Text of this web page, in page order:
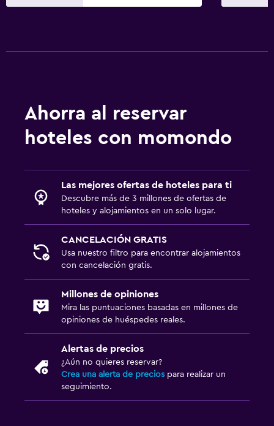
Ahorra al reservar
hoteles con momondo
Las mejores ofertas de hoteles para ti
Descubre más de 3 millones de ofertas de
hoteles y alojamientos en un solo lugar.
CANCELACIÓN GRATIS
Usa nuestro filtro para encontrar alojamientos
con cancelación gratis.
Millones de opiniones
Mira las puntuaciones basadas en millones de
opiniones de huéspedes reales.
Alertas de precios
¿Aún no quieres reservar?
Crea una alerta de precios para realizar un
seguimiento.